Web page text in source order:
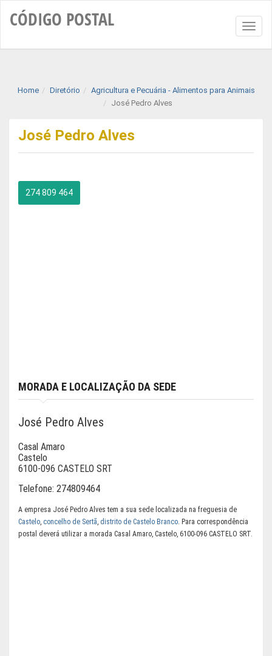
CÓDIGO POSTAL
Home Diretório
Agricultura e Pecuária - Alimentos para Animais
José Pedro Alves
José Pedro Alves
274 809 464
MORADA E LOCALIZAÇÃO DA SEDE
José Pedro Alves
Casal Amaro
Castelo
6100-096 CASTELO SRT
Telefone: 274809464
A empresa José Pedro Alves tem a sua sede localizada na freguesia de
Castelo, concelho de Sertã, distrito de Castelo Branco. Para correspondência
postal deverá utilizar a morada Casal Amaro, Castelo, 6100-096 CASTELO SRT.